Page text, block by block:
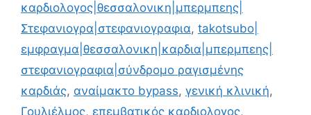
καρδιολογος|θεσσαλονικη|μπερμπεης|
Στεφανιογρα|στεφανιογραφια, takotsubo|
εμφραγμα|θεσσαλονικη|καρδια|μπερμπεης|
στεφανιογραφια|σύνδρομο ραγισμένης
καρδιάς, αναίμακτο bypass, γενική κλινική,
Γουλιέλμος, επεμβατικός καρδιολογος,